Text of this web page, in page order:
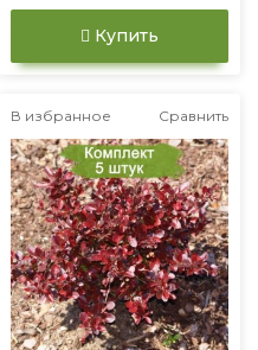
Купить
В избранное Сравнить